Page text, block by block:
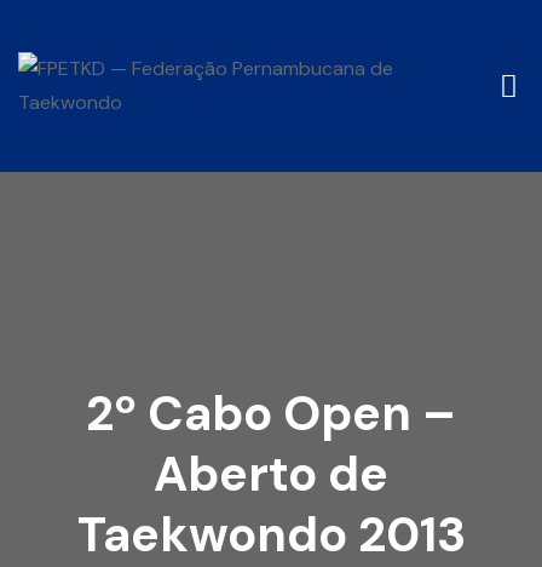
2º Cabo Open –
Aberto de
Taekwondo 2013